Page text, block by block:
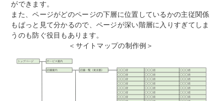
ができます。
また、ページがどのページの下層に位置しているかの主従関係
もぱっと見て分かるので、ページが深い階層に入りすぎてしま
うのも防ぐ役目もあります。
＜サイトマップの制作例＞